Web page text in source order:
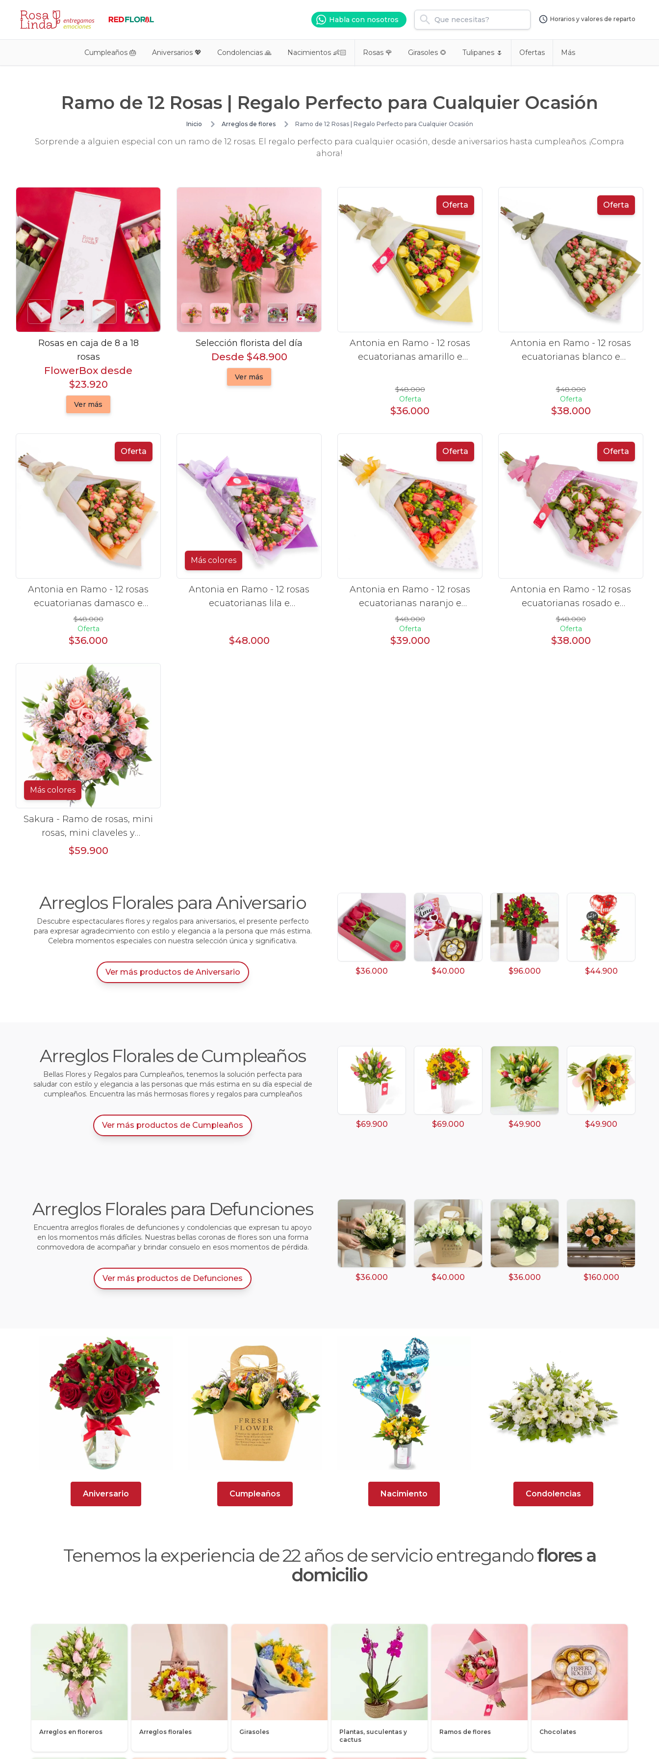
Habla con nosotros Horarios y valores de reparto
Cumpleaños 🎂 Aniversarios 💖 Condolencias 🙏 Nacimientos 👶🏻 Rosas 🌹 Girasoles 🌻 Tulipanes 🌷 Ofertas Más
Ramo de 12 Rosas | Regalo Perfecto para Cualquier Ocasión
Inicio Arreglos de flores Ramo de 12 Rosas | Regalo Perfecto para Cualquier Ocasión
Sorprende a alguien especial con un ramo de 12 rosas. El regalo perfecto para cualquier ocasión, desde aniversarios hasta cumpleaños. ¡Compra
ahora!
Rosas en caja de 8 a 18
rosas
FlowerBox desde
$23.920
Ver más
Selección florista del día
Desde $48.900
Ver más
Oferta
Antonia en Ramo - 12 rosas
ecuatorianas amarillo e
$48.000
Oferta
$36.000
Oferta
Antonia en Ramo - 12 rosas
ecuatorianas blanco e
$48.000
Oferta
$38.000
Oferta
Antonia en Ramo - 12 rosas
ecuatorianas damasco e
hypericum
$48.000
Oferta
$36.000
Más colores
Antonia en Ramo - 12 rosas
ecuatorianas lila e
$48.000
Oferta
Antonia en Ramo - 12 rosas
ecuatorianas naranjo e
hypericum
$48.000
Oferta
$39.000
Oferta
Antonia en Ramo - 12 rosas
ecuatorianas rosado e
hypericum
$48.000
Oferta
$38.000
Más colores
Sakura - Ramo de rosas, mini
rosas, mini claveles y
limonium en tonos rosados
$59.900
Arreglos Florales para Aniversario
Descubre espectaculares flores y regalos para aniversarios, el presente perfecto
para expresar agradecimiento con estilo y elegancia a la persona que más estima.
Celebra momentos especiales con nuestra selección única y significativa.
Ver más productos de Aniversario $36.000 $40.000 $96.000 $44.900
Arreglos Florales de Cumpleaños
Bellas Flores y Regalos para Cumpleaños, tenemos la solución perfecta para
saludar con estilo y elegancia a las personas que más estima en su día especial de
cumpleaños. Encuentra las más hermosas flores y regalos para cumpleaños
Ver más productos de Cumpleaños $69.900 $69.000 $49.900 $49.900
Arreglos Florales para Defunciones
Encuentra arreglos florales de defunciones y condolencias que expresan tu apoyo
en los momentos más difíciles. Nuestras bellas coronas de flores son una forma
conmovedora de acompañar y brindar consuelo en esos momentos de pérdida.
Ver más productos de Defunciones $36.000 $40.000 $36.000 $160.000
Aniversario Cumpleaños Nacimiento Condolencias
Tenemos la experiencia de22años de servicio entregandoflores a
domicilio
Arreglos en floreros Arreglos florales Girasoles
Plantas, suculentas y
cactus
Ramos de flores Chocolates